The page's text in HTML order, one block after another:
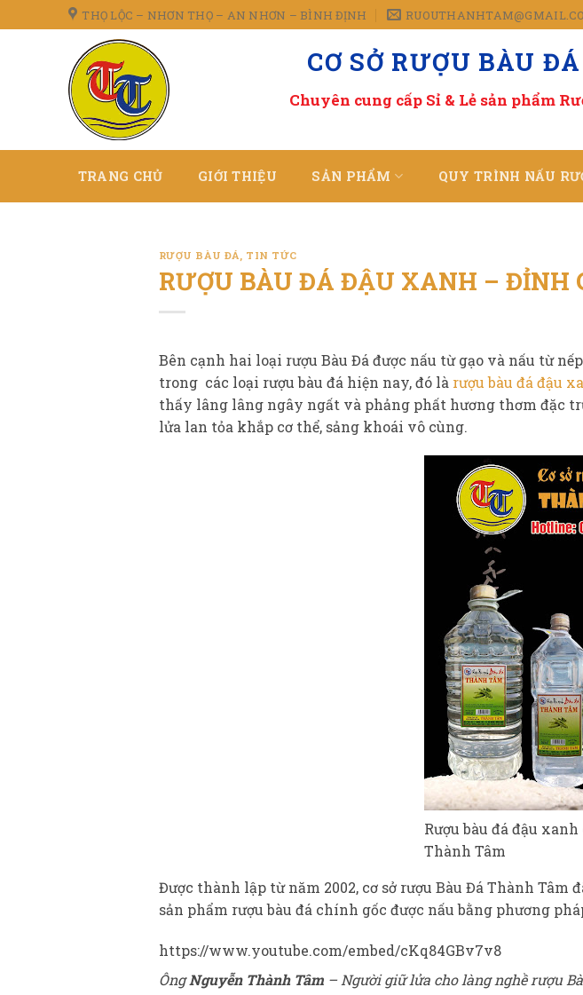
to
THỌ LỘC – NHƠN THỌ – AN NHƠN – BÌNH ĐỊNH
CƠ SỞ RƯỢU BÀU
Chuyên cung cấp Sỉ & Lẻ sản phẩm
TRANG CHỦ GIỚI THIỆU SẢN PHẨM QUY TRÌNH NẤU
RƯỢU BÀU ĐÁ, TIN TỨC
RƯỢU BÀU ĐÁ ĐẬU XANH – ĐỈNH
Bên cạnh hai loại rượu Bàu Đá được nấu từ gạo và nấu từ
trong các loại rượu bàu đá hiện nay, đó là rượu bàu đá đậu
thấy lâng lâng ngây ngất và phảng phất hương thơm đặc
lửa lan tỏa khắp cơ thể, sảng khoái vô cùng.
Rượu bàu đá đậu xanh
Thành Tâm
Được thành lập từ năm 2002, cơ sở rượu Bàu Đá Thành
sản phẩm rượu bàu đá chính gốc được nấu bằng phương
https://www.youtube.com/embed/cKq84GBv7v8
ÔngNguyễn Thành Tâm– Người giữ lửa cho làng nghề rượu